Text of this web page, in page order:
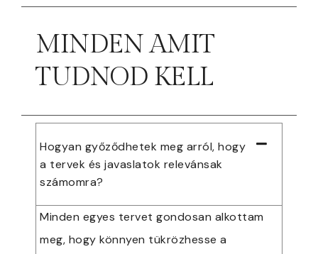
MINDEN AMIT
TUDNOD KELL
Hogyan győződhetek meg arról, hogy
a tervek és javaslatok relevánsak
számomra?
Minden egyes tervet gondosan alkottam
meg, hogy könnyen tükrözhesse a